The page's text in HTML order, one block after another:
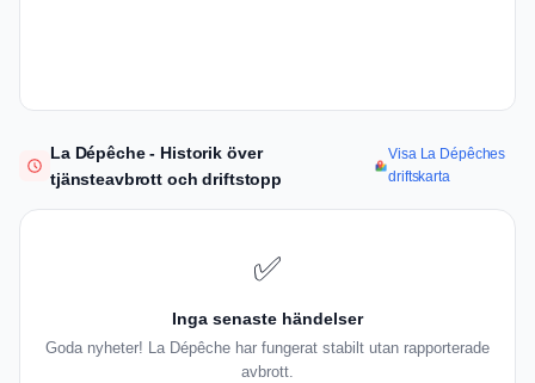
La Dépêche - Historik över
tjänsteavbrott och driftstopp
Visa La Dépêches
driftskarta
✅
Inga senaste händelser
Goda nyheter! La Dépêche har fungerat stabilt utan rapporterade
avbrott.